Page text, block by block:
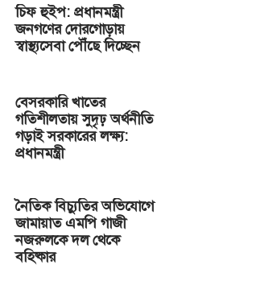
চিফ হুইপ: প্রধানমন্ত্রী
জনগণের দোরগোড়ায়
স্বাস্থ্যসেবা পৌঁছে দিচ্ছেন
বেসরকারি খাতের
গতিশীলতায় সুদৃঢ় অর্থনীতি
গড়াই সরকারের লক্ষ্য:
প্রধানমন্ত্রী
নৈতিক বিচ্যুতির অভিযোগে
জামায়াত এমপি গাজী
নজরুলকে দল থেকে
বহিষ্কার